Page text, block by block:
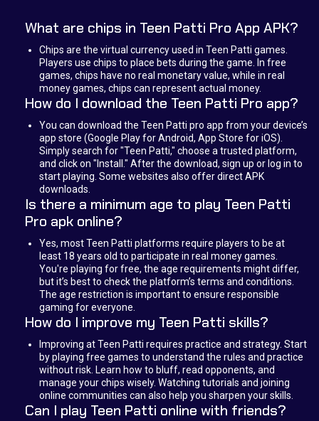
What are chips in Teen Patti Pro App APK?
Chips are the virtual currency used in Teen Patti games.
Players use chips to place bets during the game. In free
games, chips have no real monetary value, while in real
money games, chips can represent actual money.
How do I download the Teen Patti Pro app?
You can download the Teen Patti pro app from your device’s
app store (Google Play for Android, App Store for iOS).
Simply search for "Teen Patti," choose a trusted platform,
and click on "Install." After the download, sign up or log in to
start playing. Some websites also offer direct APK
downloads.
Is there a minimum age to play Teen Patti
Pro apk online?
Yes, most Teen Patti platforms require players to be at
least 18 years old to participate in real money games.
You're playing for free, the age requirements might differ,
but it’s best to check the platform’s terms and conditions.
The age restriction is important to ensure responsible
gaming for everyone.
How do I improve my Teen Patti skills?
Improving at Teen Patti requires practice and strategy. Start
by playing free games to understand the rules and practice
without risk. Learn how to bluff, read opponents, and
manage your chips wisely. Watching tutorials and joining
online communities can also help you sharpen your skills.
Can I play Teen Patti online with friends?